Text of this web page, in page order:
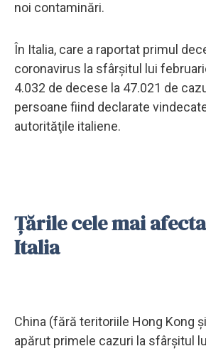
noi contaminări.
În Italia, care a raportat primul
coronavirus la sfârşitul lui
4.032 de decese la 47.021 de
persoane fiind declarate
autorităţile italiene.
Ţările cele mai
Italia
China (fără teritoriile Hong Kong
apărut primele cazuri la sfârşitul